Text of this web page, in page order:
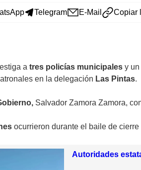
Telegram E-Mail Copiar
a tres policías municipales y
en la delegación Las Pintas.
Salvador Zamora Zamora,
ocurrieron durante el baile de cierre
Autoridades